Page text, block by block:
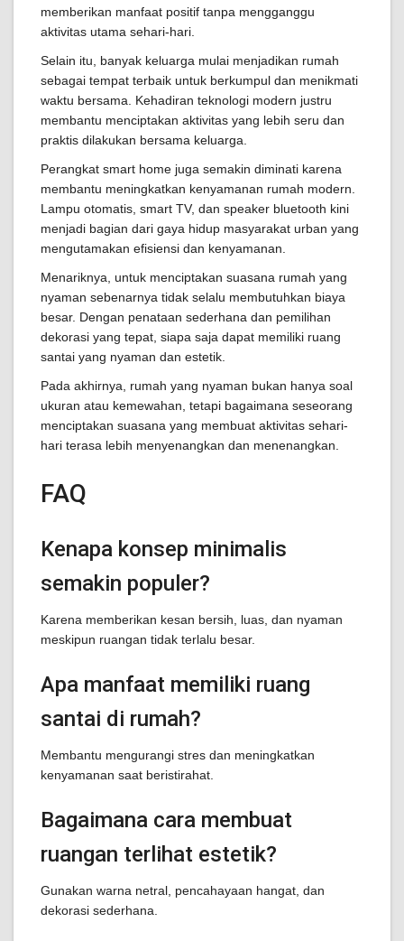
memberikan manfaat positif tanpa mengganggu
aktivitas utama sehari-hari.
Selain itu, banyak keluarga mulai menjadikan rumah
sebagai tempat terbaik untuk berkumpul dan menikmati
waktu bersama. Kehadiran teknologi modern justru
membantu menciptakan aktivitas yang lebih seru dan
praktis dilakukan bersama keluarga.
Perangkat smart home juga semakin diminati karena
membantu meningkatkan kenyamanan rumah modern.
Lampu otomatis, smart TV, dan speaker bluetooth kini
menjadi bagian dari gaya hidup masyarakat urban yang
mengutamakan efisiensi dan kenyamanan.
Menariknya, untuk menciptakan suasana rumah yang
nyaman sebenarnya tidak selalu membutuhkan biaya
besar. Dengan penataan sederhana dan pemilihan
dekorasi yang tepat, siapa saja dapat memiliki ruang
santai yang nyaman dan estetik.
Pada akhirnya, rumah yang nyaman bukan hanya soal
ukuran atau kemewahan, tetapi bagaimana seseorang
menciptakan suasana yang membuat aktivitas sehari-
hari terasa lebih menyenangkan dan menenangkan.
FAQ
Kenapa konsep minimalis
semakin populer?
Karena memberikan kesan bersih, luas, dan nyaman
meskipun ruangan tidak terlalu besar.
Apa manfaat memiliki ruang
santai di rumah?
Membantu mengurangi stres dan meningkatkan
kenyamanan saat beristirahat.
Bagaimana cara membuat
ruangan terlihat estetik?
Gunakan warna netral, pencahayaan hangat, dan
dekorasi sederhana.